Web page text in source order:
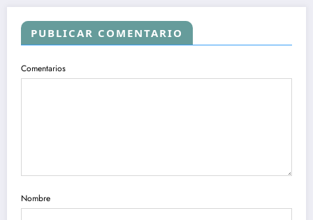
PUBLICAR COMENTARIO
Comentarios
Nombre